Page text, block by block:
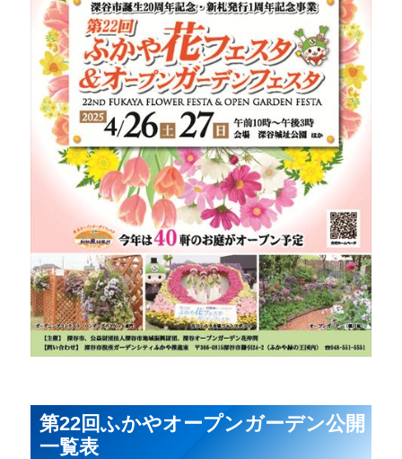
第22回ふかやオープンガーデン公開
一覧表